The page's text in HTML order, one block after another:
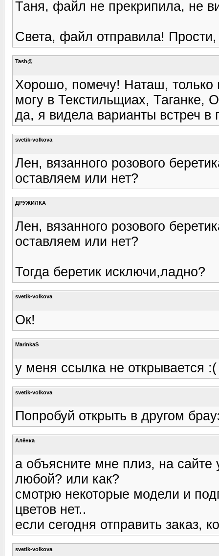
Таня, файл не прекрипила, не
Света, файл отправила!
Tash@
Хорошо, помечу! Наташ, только
могу в Текстильщиах, Таганке,
да, я видела варианты встреч в
svetik-volkova
Лен, вязанного розового
оставляем или нет?
ДРУЖИЛКА
Лен, вязанного розового
оставляем или нет?
Тогда беретик исключи,ладно?
svetik-volkova
Ок!
MarinkaS
у меня ссылка не открывается
svetik-volkova
Попробуй открыть в другом
Алёнка
а объясните мне плиз, на сайте
любой? или как?
смотрю некоторые модели и
цветов нет..
если сегодня отправить заказ,
svetik-volkova